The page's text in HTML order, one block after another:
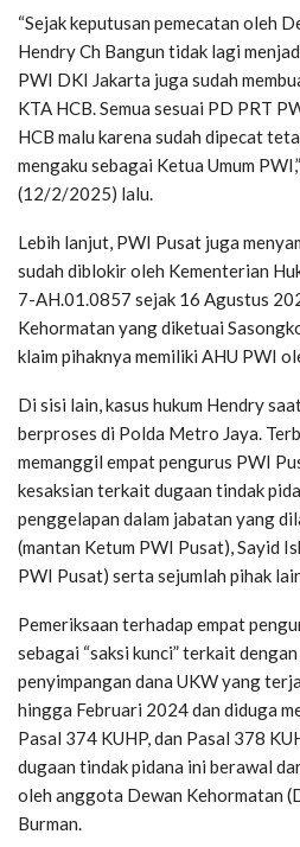
“Sejak keputusan pemecatan oleh
Hendry Ch Bangun tidak lagi
PWI DKI Jakarta juga sudah
KTA HCB. Semua sesuai PD PRT
HCB malu karena sudah dipecat
mengaku sebagai Ketua Umum
(12/2/2025) lalu.
Lebih lanjut, PWI Pusat juga
sudah diblokir oleh Kementerian
7-AH.01.0857 sejak 16 Agustus
Kehormatan yang diketuai
klaim pihaknya memiliki AHU PWI
Di sisi lain, kasus hukum Hendry
berproses di Polda Metro Jaya.
memanggil empat pengurus PWI
kesaksian terkait dugaan tindak
penggelapan dalam jabatan yang
(mantan Ketum PWI Pusat), Sayid
PWI Pusat) serta sejumlah pihak
Pemeriksaan terhadap empat
sebagai “saksi kunci” terkait
penyimpangan dana UKW yang
hingga Februari 2024 dan diduga
Pasal 374 KUHP, dan Pasal 378
dugaan tindak pidana ini berawal
oleh anggota Dewan Kehormatan
Burman.